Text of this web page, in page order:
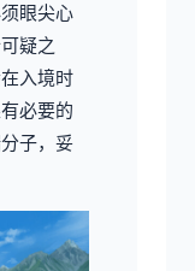
眼尖心
疑之
入境时
必要的
子，妥